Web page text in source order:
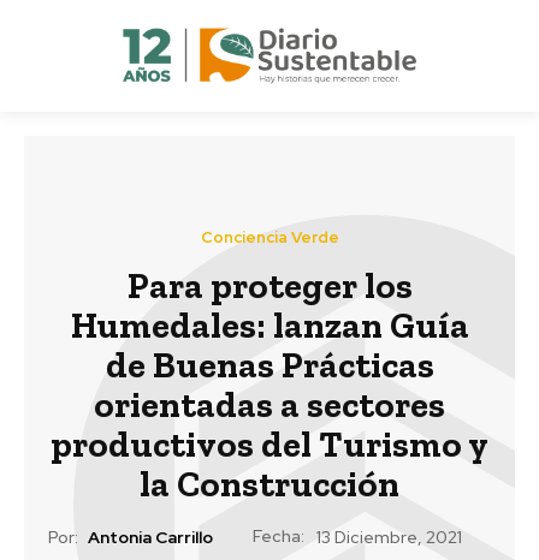
Conciencia Verde
Para proteger los
Humedales: lanzan Guía
de Buenas Prácticas
orientadas a sectores
productivos del Turismo y
la Construcción
Por: Antonia Carrillo Fecha: 13 Diciembre, 2021